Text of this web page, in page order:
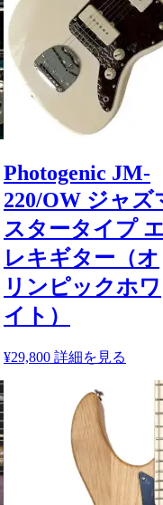
Photogenic JM-
220/OW ジャズ
スタータイプ
レキギター（オ
リンピックホワ
イト）
¥29,800 詳細を見る